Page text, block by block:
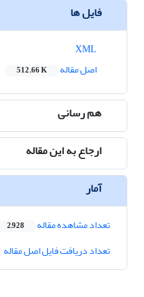
فایل ها
اصل مقاله
512.66 K
هم رسانی
ارجاع به این مقاله
آمار
تعداد مشاهده مقاله 2,928
تعداد دریافت فایل اصل مقاله